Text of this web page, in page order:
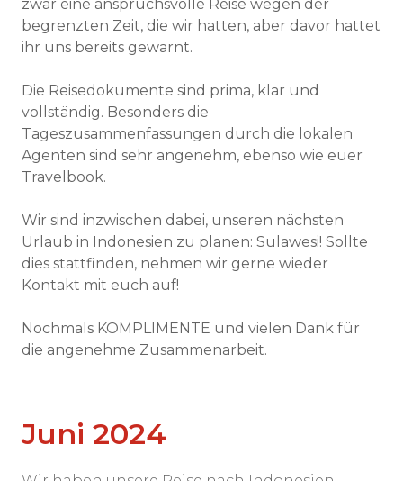
zwar eine anspruchsvolle Reise wegen der
begrenzten Zeit, die wir hatten, aber davor hattet
ihr uns bereits gewarnt.
Die Reisedokumente sind prima, klar und
vollständig. Besonders die
Tageszusammenfassungen durch die lokalen
Agenten sind sehr angenehm, ebenso wie euer
Travelbook.
Wir sind inzwischen dabei, unseren nächsten
Urlaub in Indonesien zu planen: Sulawesi! Sollte
dies stattfinden, nehmen wir gerne wieder
Kontakt mit euch auf!
Nochmals KOMPLIMENTE und vielen Dank für
die angenehme Zusammenarbeit.
Juni 2024